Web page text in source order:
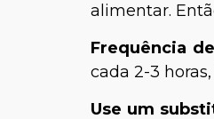
alimentar.
Frequência
cada 2-3
Use um